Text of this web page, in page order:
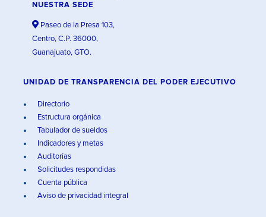
NUESTRA SEDE
Paseo de la Presa 103,
Centro, C.P. 36000,
Guanajuato, GTO.
UNIDAD DE TRANSPARENCIA DEL PODER EJECUTIVO
Directorio
Estructura orgánica
Tabulador de sueldos
Indicadores y metas
Auditorías
Solicitudes respondidas
Cuenta pública
Aviso de privacidad integral